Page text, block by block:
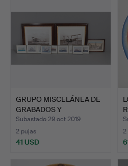
GRUPO MISCELÁNEA DE
GRABADOS Y
FOTOGRAFÍAS…
Subastado 29 oct 2019
2 pujas
41 USD
2